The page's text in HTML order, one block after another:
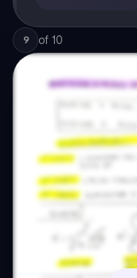
9 of 10